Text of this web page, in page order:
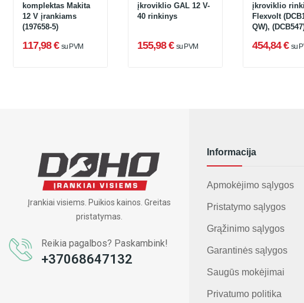
komplektas Makita
12 V įrankiams
(197658-5)
117,98 € su PVM
įkroviklio GAL 12 V-
40 rinkinys
155,98 € su PVM
įkroviklio
Flexvolt
QW),
(DCB118)
454,84 € su
Įrankiai visiems. Puikios kainos. Greitas
pristatymas.
Reikia pagalbos? Paskambink!
+37068647132
Informacija
Apmokėjimo sąlygos
Pristatymo sąlygos
Grąžinimo sąlygos
Garantinės sąlygos
Saugūs mokėjimai
Privatumo politika